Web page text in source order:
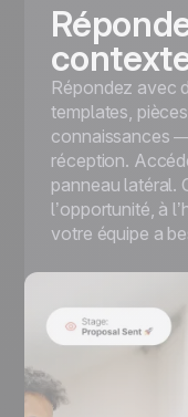
Répondez avec
templates,
connaissances
réception.
panneau latéral.
l’opportunité, à
votre équipe a